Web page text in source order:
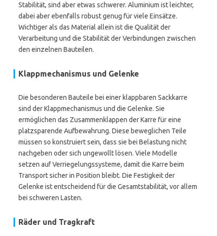
Stabilität, sind aber etwas schwerer. Aluminium ist leichter,
dabei aber ebenfalls robust genug für viele Einsätze.
Wichtiger als das Material allein ist die Qualität der
Verarbeitung und die Stabilität der Verbindungen zwischen
den einzelnen Bauteilen.
Klappmechanismus und Gelenke
Die besonderen Bauteile bei einer klappbaren Sackkarre
sind der Klappmechanismus und die Gelenke. Sie
ermöglichen das Zusammenklappen der Karre für eine
platzsparende Aufbewahrung. Diese beweglichen Teile
müssen so konstruiert sein, dass sie bei Belastung nicht
nachgeben oder sich ungewollt lösen. Viele Modelle
setzen auf Verriegelungssysteme, damit die Karre beim
Transport sicher in Position bleibt. Die Festigkeit der
Gelenke ist entscheidend für die Gesamtstabilität, vor allem
bei schweren Lasten.
Räder und Tragkraft